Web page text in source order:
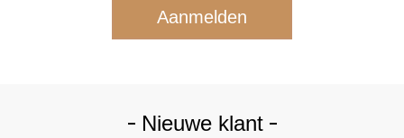
Nieuwe klant